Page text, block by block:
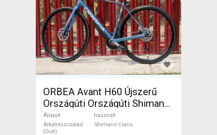
ORBEA Avant H60 Újszerű
Országúti Országúti Shimano
Claris tárcsafék használt
ELADÓ
Állapot
használt
Alkatrészcsalád
(Outi)
Shimano Claris